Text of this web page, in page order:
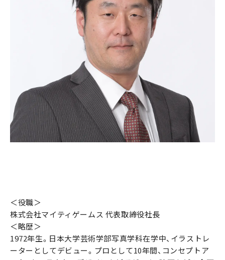
＜役職＞
株式会社マイティゲームス 代表取締役社長
＜略歴＞
1972年生。日本大学芸術学部写真学科在学中、イラストレ
ーターとしてデビュー。プロとして10年間、コンセプトア